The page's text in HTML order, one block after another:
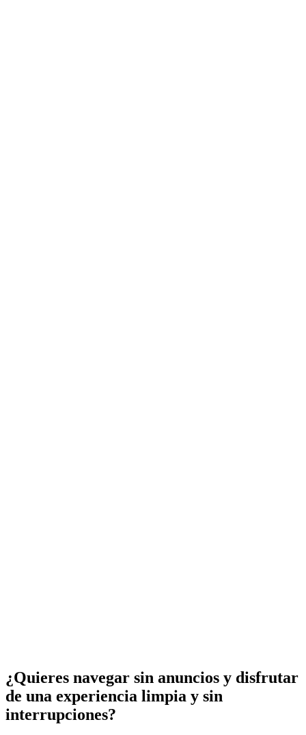
¿Quieres navegar sin anuncios y disfrutar
de una experiencia limpia y sin
interrupciones?